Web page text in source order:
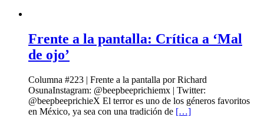
Frente a la pantalla: Crítica a ‘Mal
de ojo’
Columna #223 | Frente a la pantalla por Richard
OsunaInstagram: @beepbeeprichiemx | Twitter:
@beepbeeprichieX El terror es uno de los géneros favoritos
en México, ya sea con una tradición de […]